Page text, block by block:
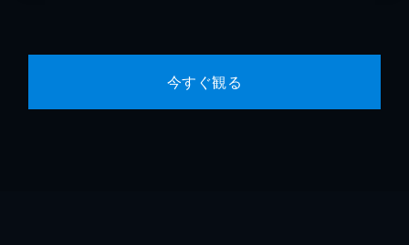
今すぐ観る